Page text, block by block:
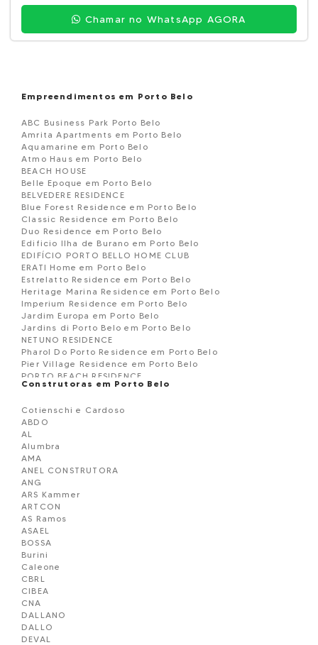
Chamar no WhatsApp AGORA
Empreendimentos em Porto Belo
ABC Business Park Porto Belo
Amrita Apartments em Porto Belo
Aquamarine em Porto Belo
Atmo Haus em Porto Belo
BEACH HOUSE
Belle Epoque em Porto Belo
BELVEDERE RESIDENCE
Blue Forest Residence em Porto Belo
Classic Residence em Porto Belo
Duo Residence em Porto Belo
Edificio Ilha de Burano em Porto Belo
EDIFÍCIO PORTO BELLO HOME CLUB
ERATI Home em Porto Belo
Estrelatto Residence em Porto Belo
Heritage Marina Residence em Porto Belo
Imperium Residence em Porto Belo
Jardim Europa em Porto Belo
Jardins di Porto Belo em Porto Belo
NETUNO RESIDENCE
Pharol Do Porto Residence em Porto Belo
Pier Village Residence em Porto Belo
PORTO BEACH RESIDENCE
Porto Di Grecia Residence em Porto Belo
Reserva do Arvoredo em Porto Belo
RESIDENCIAL TARUMÃ EM PORTO BELO
River View em Porto Belo
RIVERSIDE RESIDENCE
ROMA RESIDENZIALE EM PORTO BELO
RV. House Luxury Compact em Porto Belo
Sintra Residence em Porto Belo
Sunshine Apartaments em Porto Belo
The Empire Residence em Porto Belo
Construtoras em Porto Belo
Cotienschi e Cardoso
ABDO
AL
Alumbra
AMA
ANEL CONSTRUTORA
ANG
ARS Kammer
ARTCON
AS Ramos
ASAEL
BOSSA
Burini
Caleone
CBRL
CIBEA
CNA
DALLANO
DALLO
DEVAL